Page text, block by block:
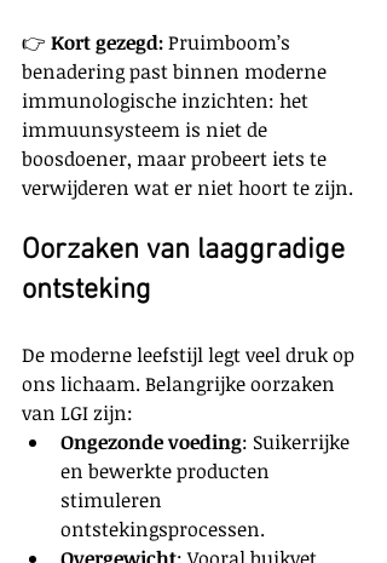
👉 Kort gezegd: Pruimboom’s
benadering past binnen moderne
immunologische inzichten: het
immuunsysteem is niet de
boosdoener, maar probeert iets te
verwijderen wat er niet hoort te zijn.
Oorzaken van laaggradige
ontsteking
De moderne leefstijl legt veel druk op
ons lichaam. Belangrijke oorzaken
van LGI zijn:
Ongezonde voeding: Suikerrijke
en bewerkte producten
stimuleren
ontstekingsprocessen.